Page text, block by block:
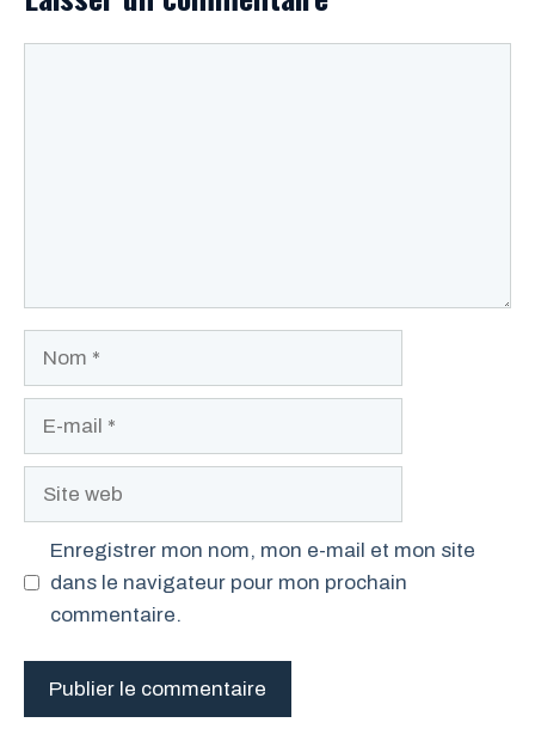
Enregistrer mon nom, mon e-mail et mon site
dans le navigateur pour mon prochain
commentaire.